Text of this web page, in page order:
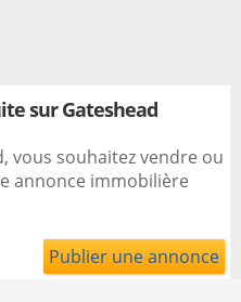
sur Gateshead
vous souhaitez vendre ou
annonce immobilière
Publier une annonce